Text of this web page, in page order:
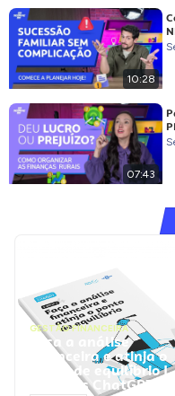
10:28
07:43
GESTÃO FINANCEIRA
Faça a análise
financeira e atinja o
ponto de equilíbrio |
Prompts ChatGPT